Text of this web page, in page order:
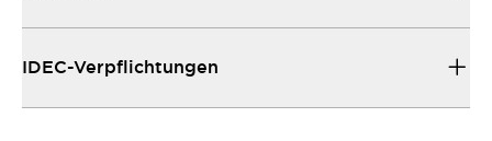
IDEC-Verpflichtungen